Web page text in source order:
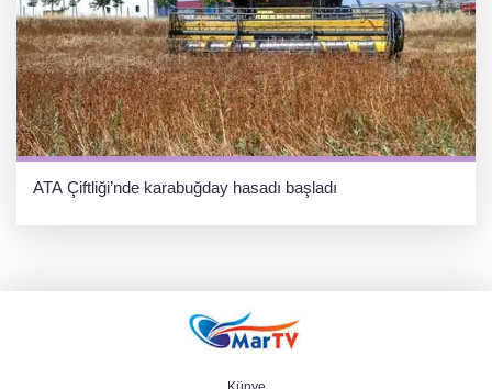
ATA Çiftliği’nde karabuğday hasadı başladı